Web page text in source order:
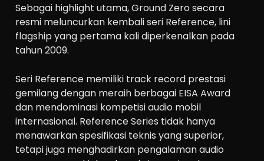
Sebagai highlight utama, Ground Zero secara
resmi meluncurkan kembali seri Reference, lini
flagship yang pertama kali diperkenalkan pada
tahun 2009.
Seri Reference memiliki track record prestasi
gemilang dengan meraih berbagai EISA Award
dan mendominasi kompetisi audio mobil
internasional. Reference Series tidak hanya
menawarkan spesifikasi teknis yang superior,
tetapi juga menghadirkan pengalaman audio